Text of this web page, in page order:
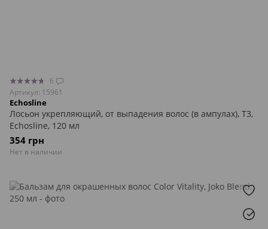
6
Артикул: 15961
Echosline
Лосьон укрепляющий, от выпадения волос (в ампулах), T3,
Echosline, 120 мл
354 грн
Нет в наличии